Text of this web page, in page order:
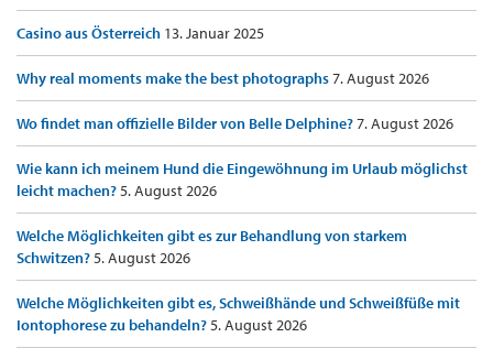
Casino aus Österreich 13. Januar 2025
Why real moments make the best photographs7. August 2026
Wo findet man offizielle Bilder von Belle Delphine?7. August 2026
Wie kann ich meinem Hund die Eingewöhnung im Urlaub möglichst
leicht machen?5. August 2026
Welche Möglichkeiten gibt es zur Behandlung von starkem
Schwitzen?5. August 2026
Welche Möglichkeiten gibt es, Schweißhände und Schweißfüße mit
Iontophorese zu behandeln?5. August 2026